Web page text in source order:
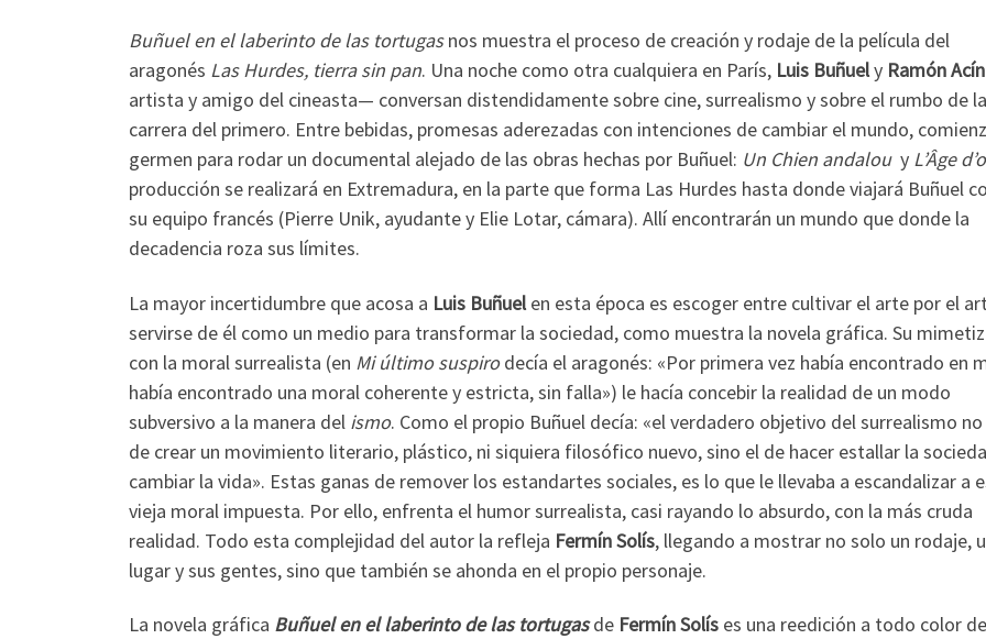
Buñuel en el laberinto de las tortugasnos muestra el proceso de creación y rodaje de la película del
aragonés Las Hurdes, tierra sin pan. Una noche como otra cualquiera en París, Luis Buñuely Ramón
artista y amigo del cineasta— conversan distendidamente sobre cine, surrealismo y sobre el rumbo de la
carrera del primero. Entre bebidas, promesas aderezadas con intenciones de cambiar el mundo,
germen para rodar un documental alejado de las obras hechas por Buñuel: Un Chien andalou y L’Âge
producción se realizará en Extremadura, en la parte que forma Las Hurdes hasta donde viajará Buñuel
su equipo francés (Pierre Unik, ayudante y Elie Lotar, cámara). Allí encontrarán un mundo que donde la
decadencia roza sus límites.
La mayor incertidumbre que acosa a Luis Buñuelen esta época es escoger entre cultivar el arte por el
servirse de él como un medio para transformar la sociedad, como muestra la novela gráfica. Su
con la moral surrealista (en Mi último suspirodecía el aragonés: «Por primera vez había encontrado en
había encontrado una moral coherente y estricta, sin falla») le hacía concebir la realidad de un modo
subversivo a la manera del ismo. Como el propio Buñuel decía: «el verdadero objetivo del surrealismo
de crear un movimiento literario, plástico, ni siquiera filosófico nuevo, sino el de hacer estallar la
cambiar la vida». Estas ganas de remover los estandartes sociales, es lo que le llevaba a escandalizar a
vieja moral impuesta. Por ello, enfrenta el humor surrealista, casi rayando lo absurdo, con la más cruda
realidad. Todo esta complejidad del autor la refleja Fermín Solís, llegando a mostrar no solo un rodaje,
lugar y sus gentes, sino que también se ahonda en el propio personaje.
La novela gráfica Buñuel en el laberinto de las tortugasde Fermín Solís es una reedición a todo color